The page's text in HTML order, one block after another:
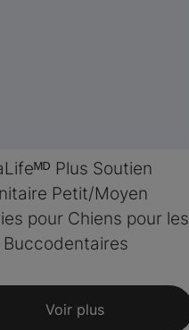
Plus Soutien
Petit/Moyen
pour Chiens pour les
Buccodentaires
Voir plus